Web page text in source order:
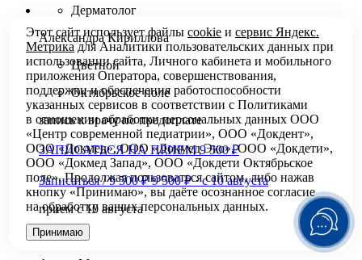
Дерматолог
Александра Кириллова
Цветной
Октябрьское поле
запись к врачу по предоплате
ЗАПИСАТЬСЯ НА ПРИЕМ 9 500 ₽
Записаться / 9 500 ₽ 9 500 ₽·с 10 августа
прием с 10 августа
Этот сайт использует файлы cookie и сервис Яндекс.
Метрикадля Аналитики пользовательских данных при
использовании сайта, Личного кабинета и мобильного
приложения Оператора, совершенствования,
поддержки и обеспечения работоспособности
указанных сервисов в соответствии с Политиками
в отношении обработки персональных данных ООО
«Центр современной педиатрии», ООО «Докдент»,
ООО «Докмед», ООО «Докмед Эко», ООО «Докдети»,
ООО «Докмед Запад», ООО «Докдети Октябрьское
поле». Продолжая пользоваться сайтом, либо нажав
кнопку «Принимаю», вы даёте осознанное согласие
на обработку ваших персональных данных.
Принимаю